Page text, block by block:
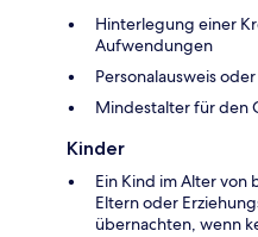
Hinterlegung einer
Aufwendungen
Personalausweis
Mindestalter für den
Kinder
Ein Kind im Alter von
Eltern oder
übernachten, wenn